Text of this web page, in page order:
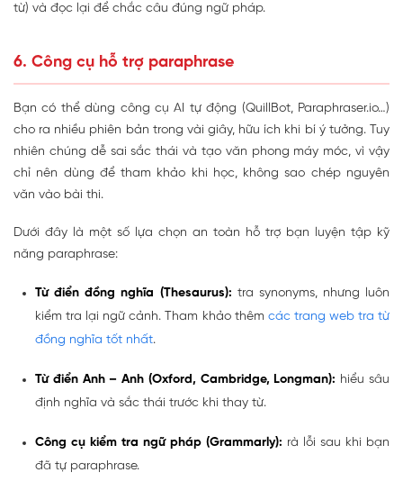
từ) và đọc lại để chắc câu đúng ngữ pháp.
6. Công cụ hỗ trợ paraphrase
Bạn có thể dùng công cụ AI tự động (QuillBot, Paraphraser.io…)
cho ra nhiều phiên bản trong vài giây, hữu ích khi bí ý tưởng. Tuy
nhiên chúng dễ sai sắc thái và tạo văn phong máy móc, vì vậy
chỉ nên dùng để tham khảo khi học, không sao chép nguyên
văn vào bài thi.
Dưới đây là một số lựa chọn an toàn hỗ trợ bạn luyện tập kỹ
năng paraphrase:
Từ điển đồng nghĩa (Thesaurus): tra synonyms, nhưng luôn
kiểm tra lại ngữ cảnh. Tham khảo thêm các trang web tra từ
đồng nghĩa tốt nhất.
Từ điển Anh – Anh (Oxford, Cambridge, Longman): hiểu sâu
định nghĩa và sắc thái trước khi thay từ.
Công cụ kiểm tra ngữ pháp (Grammarly): rà lỗi sau khi bạn
đã tự paraphrase.